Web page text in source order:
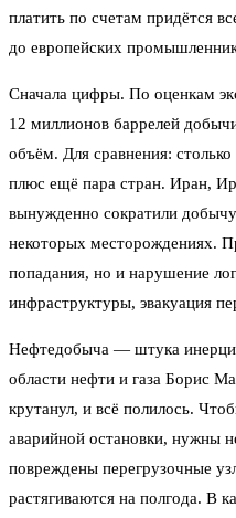
платить по счетам придётся
до европейских
Сначала цифры. По оценкам
12 миллионов баррелей
объём. Для сравнения:
плюс ещё пара стран. Иран,
вынужденно сократили
некоторых месторождениях.
попадания, но и нарушение
инфраструктуры, эвакуация
Нефтедобыча — штука
области нефти и газа Борис
крутанул, и всё полилось.
аварийной остановки, нужны
повреждены перегрузочные
растягиваются на полгода. В